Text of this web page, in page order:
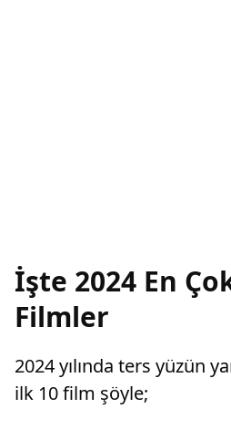
İşte 2024 En
Filmler
2024 yılında ters yüzün
ilk 10 film şöyle;